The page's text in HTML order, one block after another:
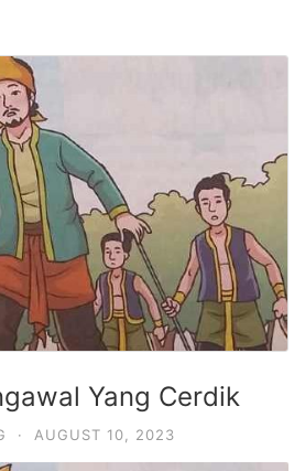
Yang Cerdik
· AUGUST 10, 2023